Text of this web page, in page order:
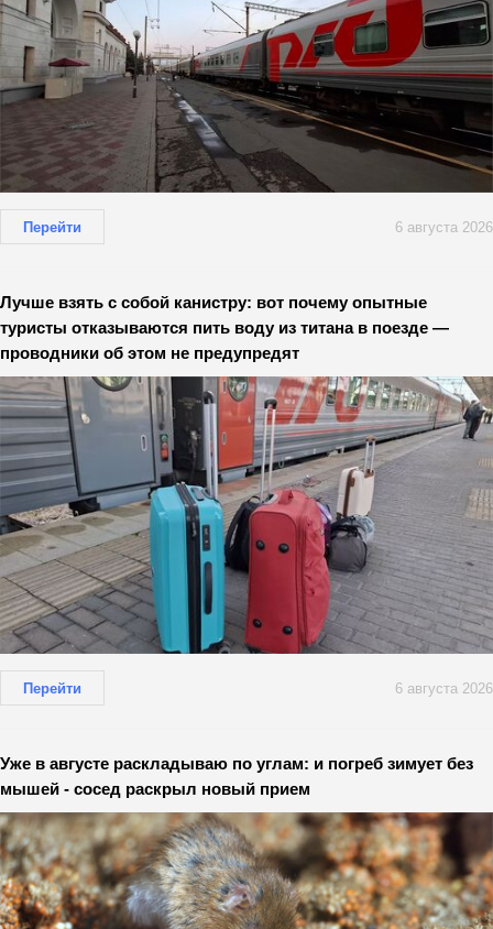
Перейти 6 августа 2026
Лучше взять с собой канистру: вот почему опытные
туристы отказываются пить воду из титана в поезде —
проводники об этом не предупредят
Перейти 6 августа 2026
Уже в августе раскладываю по углам: и погреб зимует без
мышей - сосед раскрыл новый прием